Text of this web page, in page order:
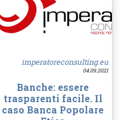
imperatoreconsulting.eu
04.09.2021
Banche: essere
trasparenti facile. Il
caso Banca Popolare